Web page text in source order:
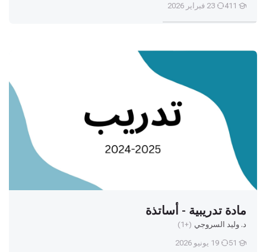
411 23 فبراير 2026
مادة تدريبية - أساتذة
د. وليد السروجي (+1)
51 19 يونيو 2026
مادة تدريبية - أساتذة